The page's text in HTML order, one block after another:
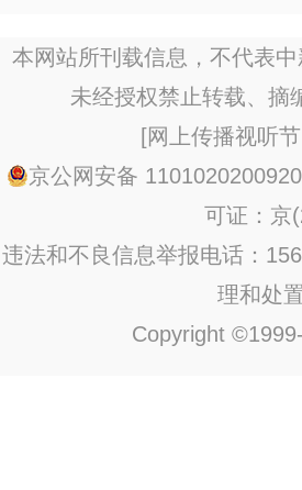
本网站所刊载信息，不代表
未经授权禁止转载、摘
[网上传播视听
京公网安备
可证：京
违法和不良信息举报电话：
理和处
Copyright